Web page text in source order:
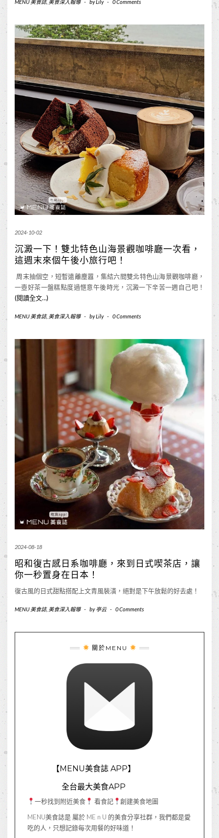
MENU 美食誌, 美食深入報導 - byLily - 0 Comments
2024-10-02
沉澱一下！雙北特色山海景觀咖啡廳一次看，
這週末來個午後小旅行吧！
周末抽個空，短暫遠離塵囂，集結六間雙北特色山海景觀咖啡廳，
一壺好茶一盤糕點度過愜意午後時光，沉澱一下辛苦一週自己吧！
(閱讀全文…)
MENU 美食誌, 美食深入報導 - byLily - 0 Comments
2024-08-18
昭和復古感日系咖啡廳，來到日式喫茶店，讓
你一秒置身在日本！
復古風的日式甜點搭配上文青風裝潢，絕對是下午放鬆的好去處！
MENU 美食誌, 美食深入報導 - by亭云 - 0 Comments
關於MENU
【MENU美食誌 APP】
全台最大美食APP
一秒找到附近美食 看食記
創建美食地圖
MENU美食誌是 屬於 ME n U 的美食分享社群，我們都是愛
吃的人，只想記錄每次用餐的好味道！